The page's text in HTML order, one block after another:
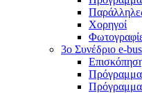
Χορηγοί
3ο Συνέδριο e-
Πρόγραμμα